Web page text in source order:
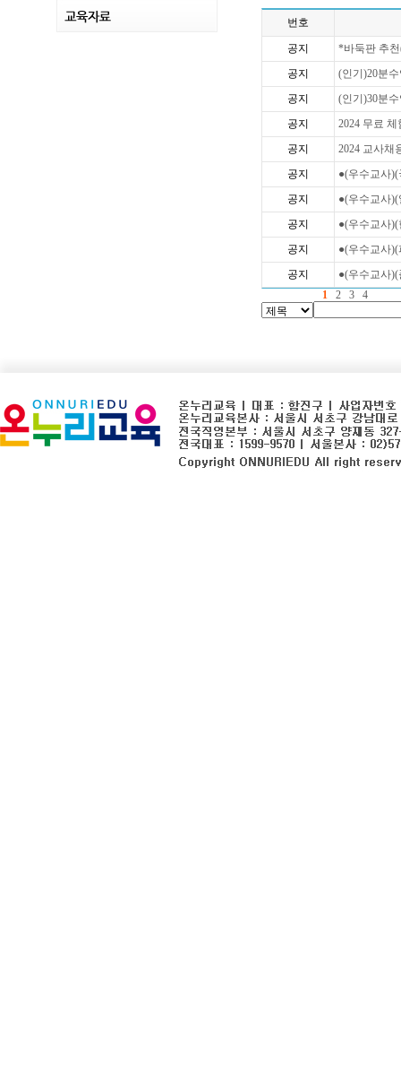
번호
공지
*바둑판 추
공지
(인기)20분
공지
(인기)30분
공지
2024 무료
공지
2024 교사채
공지
●(우수교사
공지
●(우수교사
공지
●(우수교사
공지
●(우수교사
공지
●(우수교사
1
2 3 4